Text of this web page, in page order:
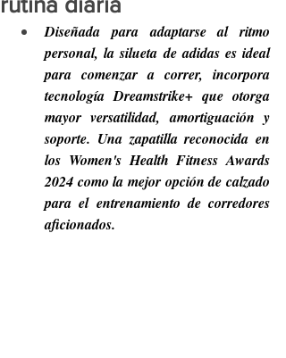
Diseñada para adaptarse al ritmo
personal, la silueta de adidas es ideal
para comenzar a correr, incorpora
tecnología Dreamstrike+ que otorga
mayor versatilidad, amortiguación y
soporte. Una zapatilla reconocida en
los Women's Health Fitness Awards
2024 como la mejor opción de calzado
para el entrenamiento de corredores
aficionados.